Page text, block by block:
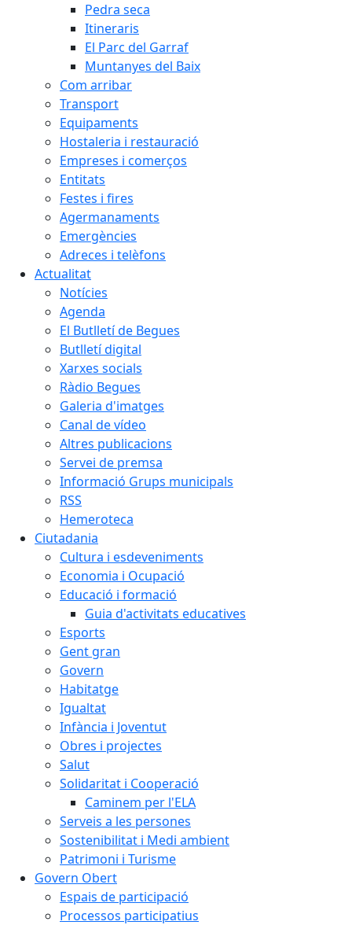
Pedra seca
Itineraris
El Parc del Garraf
Muntanyes del Baix
Com arribar
Transport
Equipaments
Hostaleria i restauració
Empreses i comerços
Entitats
Festes i fires
Agermanaments
Emergències
Adreces i telèfons
Actualitat
Notícies
Agenda
El Butlletí de Begues
Butlletí digital
Xarxes socials
Ràdio Begues
Galeria d'imatges
Canal de vídeo
Altres publicacions
Servei de premsa
Informació Grups municipals
RSS
Hemeroteca
Ciutadania
Cultura i esdeveniments
Economia i Ocupació
Educació i formació
Guia d'activitats educatives
Esports
Gent gran
Govern
Habitatge
Igualtat
Infància i Joventut
Obres i projectes
Salut
Solidaritat i Cooperació
Caminem per l'ELA
Serveis a les persones
Sostenibilitat i Medi ambient
Patrimoni i Turisme
Govern Obert
Espais de participació
Processos participatius